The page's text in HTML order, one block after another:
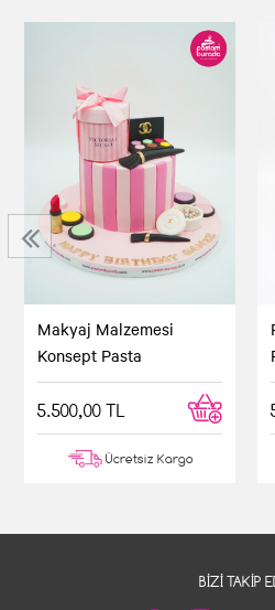
Makyaj Malzemesi
Konsept Pasta
5.500,00 TL
Ücretsiz Kargo
‹
BIZI TAKIP